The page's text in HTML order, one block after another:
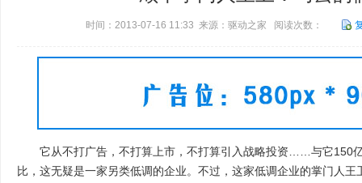
时间：2013-07-16 11:33 来源：驱动之家 阅读次数：
它从不打广告，不打算上市，不打算引入战略投资……与它150
比，这无疑是一家另类低调的企业。不过，这家低调企业的掌门人王